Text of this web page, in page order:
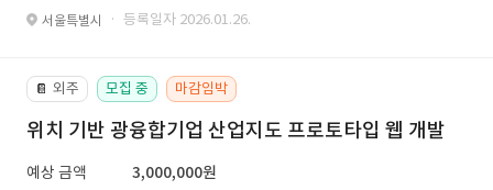
서울특별시 · 등록일자 2026.01.26.
📔 외주 모집 중 마감임박
위치 기반 광융합기업 산업지도 프로토타입 웹 개발
예상 금액
3,000,000원